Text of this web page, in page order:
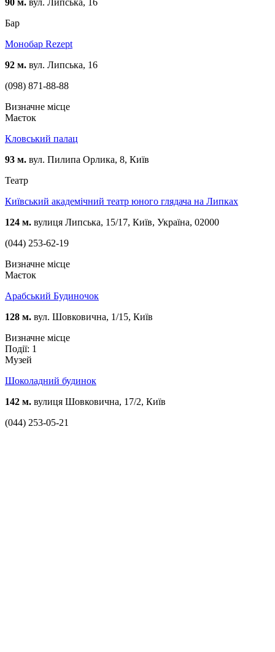
Бар
Монобар Rezept
92 м. вул. Липська, 16
(098) 871-88-88
Визначне місце
Маєток
Кловський палац
93 м. вул. Пилипа Орлика, 8, Київ
Театр
Київський академічний театр юного глядача на Липках
124 м. вулиця Липська, 15/17, Київ, Україна, 02000
(044) 253-62-19
Визначне місце
Маєток
Арабський Будиночок
128 м. вул. Шовковична, 1/15, Київ
Визначне місце
Події: 1
Музей
Шоколадний будинок
142 м. вулиця Шовковична, 17/2, Київ
(044) 253-05-21